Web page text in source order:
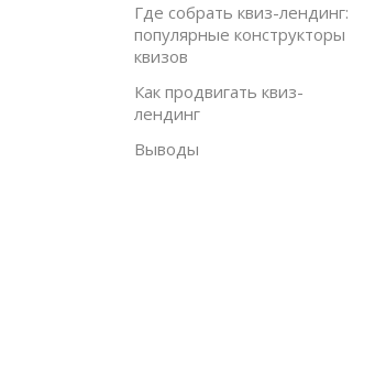
Где собрать квиз-лендинг:
популярные конструкторы
квизов
Как продвигать квиз-
лендинг
Выводы